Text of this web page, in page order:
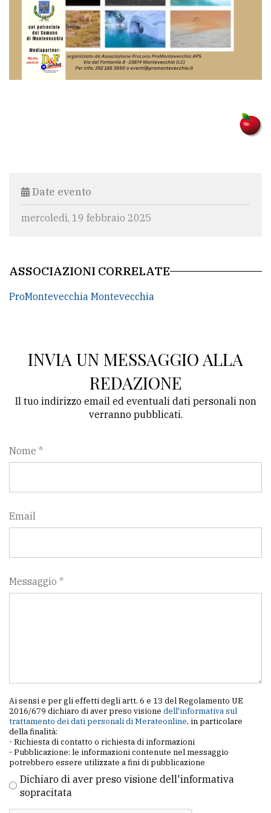
policy
Date evento
mercoledì, 19 febbraio 2025
ASSOCIAZIONI CORRELATE
ProMontevecchia Montevecchia
INVIA UN MESSAGGIO ALLA
REDAZIONE
Il tuo indirizzo email ed eventuali dati personali non
verranno pubblicati.
Nome *
Email
Messaggio *
Ai sensi e per gli effetti degli artt. 6 e 13 del Regolamento UE
2016/679 dichiaro di aver preso visione dell'informativa sul
trattamento dei dati personali di Merateonline, in particolare
della finalità:
- Richiesta di contatto o richiesta di informazioni
- Pubblicazione: le informazioni contenute nel messaggio
potrebbero essere utilizzate a fini di pubblicazione
Dichiaro di aver preso visione dell'informativa
sopracitata